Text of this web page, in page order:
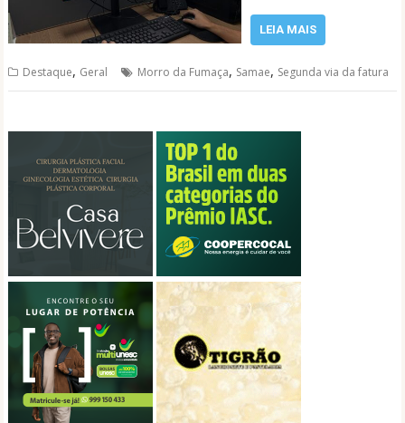
LEIA MAIS
Destaque, Geral Morro da Fumaça, Samae, Segunda via da fatura